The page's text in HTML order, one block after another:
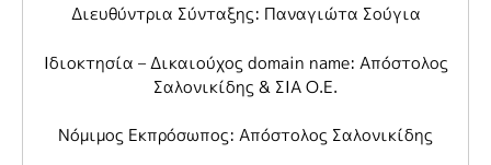
Διευθύντρια Σύνταξης: Παναγιώτα Σούγια
Ιδιοκτησία – Δικαιούχος domain name: Απόστολος
Σαλονικίδης & ΣΙΑ Ο.Ε.
Νόμιμος Εκπρόσωπος: Απόστολος Σαλονικίδης